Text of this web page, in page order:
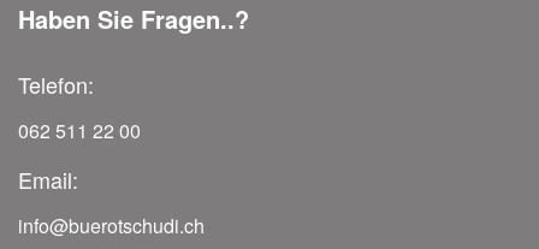
Haben Sie Fragen..?
Telefon:
062 511 22 00
Email:
info@buerotschudi.ch